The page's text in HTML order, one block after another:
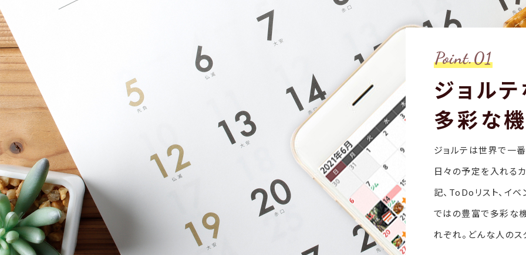
ジョル
多彩な
ジョルテは世界で一
日々の予定を入れる
記、ToDoリスト、イ
ではの豊富で多彩な
れぞれ。どんな人のス